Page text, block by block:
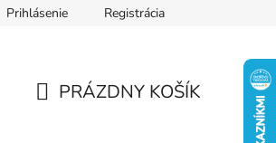
Prihlásenie Registrácia
PRÁZDNY KOŠÍK